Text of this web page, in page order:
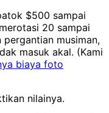
$500 sampai
20 sampai
musiman,
masuk akal. (Kami
biaya foto
nilainya.